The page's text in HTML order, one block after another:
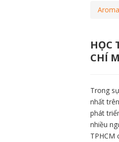
Aroma
HỌC
CHÍ
Trong
nhất
phát
nhiều
TPHCM